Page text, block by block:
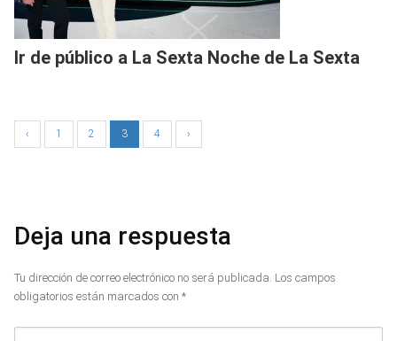
Ir de público a La Sexta Noche de La Sexta
‹ 1 2 3 4 ›
Deja una respuesta
Tu dirección de correo electrónico no será publicada. Los campos
obligatorios están marcados con *